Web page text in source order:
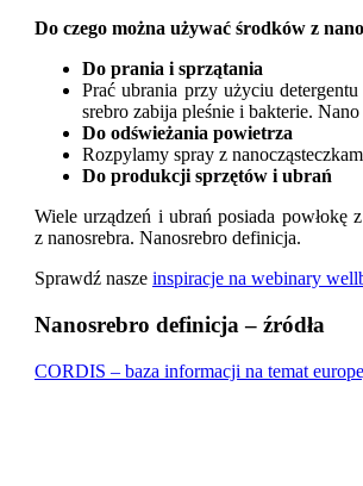
Do czego można używać środków z
Do prania i sprzątania
Prać ubrania przy użyciu
srebro zabija pleśnie i bakterie.
Do odświeżania powietrza
Rozpylamy spray z
Do produkcji sprzętów i ubrań
Wiele urządzeń i ubrań posiada powłokę
z nanosrebra. Nanosrebro definicja.
Sprawdź nasze inspiracje na webinary
Nanosrebro definicja – źródła
CORDIS – baza informacji na temat